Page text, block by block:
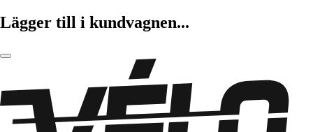
Lägger till i kundvagnen...